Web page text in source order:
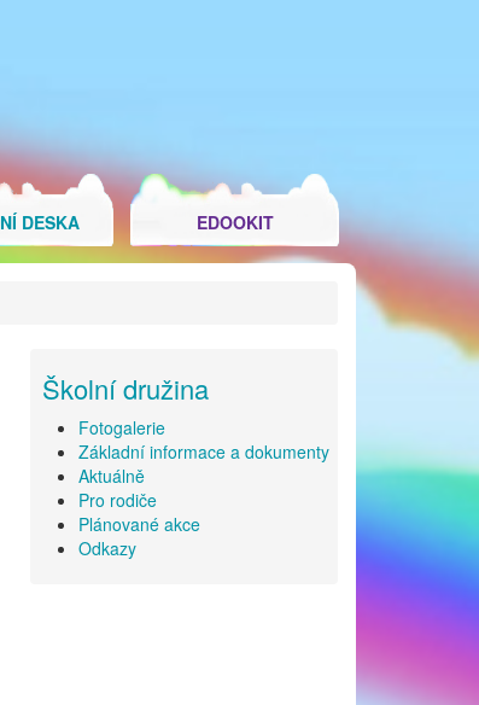
DESKA EDOOKIT
Školní družina
Fotogalerie
Základní informace a dokumenty
Aktuálně
Pro rodiče
Plánované akce
Odkazy